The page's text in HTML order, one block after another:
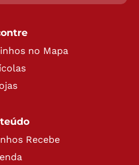
no Mapa
Recebe